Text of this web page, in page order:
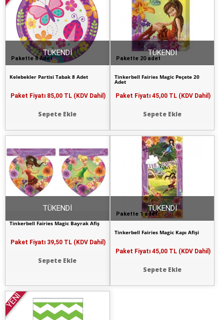
Pakette 8 Adet
Kelebekler Partisi Tabak 8 Adet
Paket Fiyatı 85,00 TL (KDV Dahil)
Sepete Ekle
TÜKENDİ
Pakette 20 adet
Tinkerbell Fairies Magic Peçete 20
Adet
Paket Fiyatı 45,00 TL (KDV Dahil)
Sepete Ekle
TÜKENDİ
Tinkerbell Fairies Magic Bayrak Afiş
Paket Fiyatı 39,50 TL (KDV Dahil)
Sepete Ekle
TÜKENDİ
Pakette 1 adet
Tinkerbell Fairies Magic Kapı Afişi
Paket Fiyatı 45,00 TL (KDV Dahil)
Sepete Ekle
TÜKENDİ
YENİ